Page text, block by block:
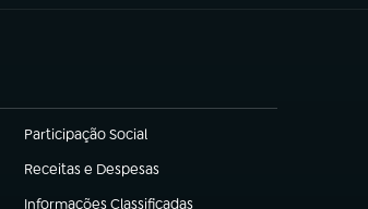
Participação Social
(abre em nova aba)
Receitas e Despesas
(abre em nova aba)
Informações Classificadas